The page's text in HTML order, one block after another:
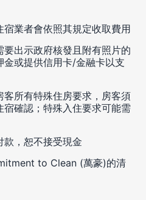
宿業者會依照其規定收取費用
出示政府核發且附有照片的
金或提供信用卡/金融卡以支
客所有特殊住房要求，房客須
確認；特殊入住要求可能需
款，恕不接受現金
to Clean (萬豪)的清